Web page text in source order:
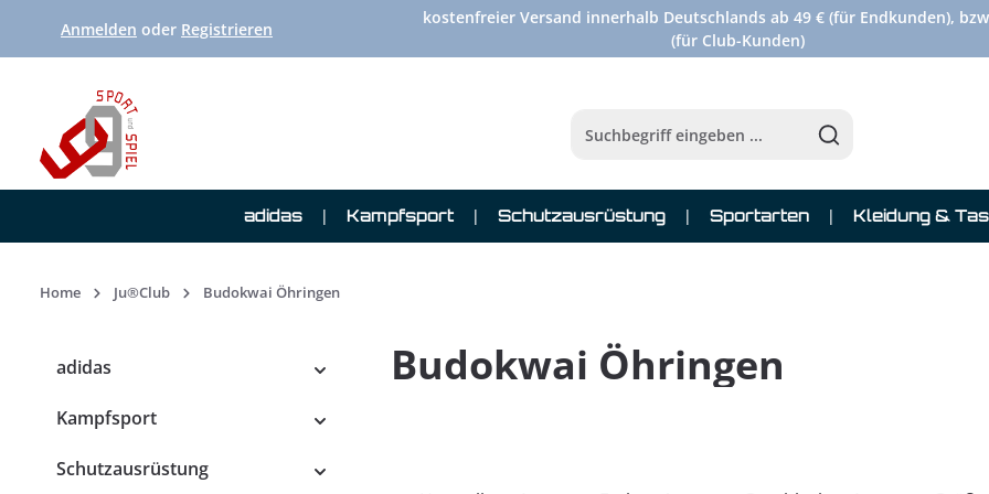
Hauptinhalt springen
Zur Suche springen
Zur Hauptnavigation springen
Anmelden oder Registrieren
kostenfreier Versand innerhalb Deutschlands ab 49 € (für Endkunden),
(für Club-Kunden)
adidas Kampfsport Schutzausrüstung Sportarten Kleidung &
Home Ju®Club Budokwai Öhringen
adidas
Kampfsport
Schutzausrüstung
Budokwai Öhringen